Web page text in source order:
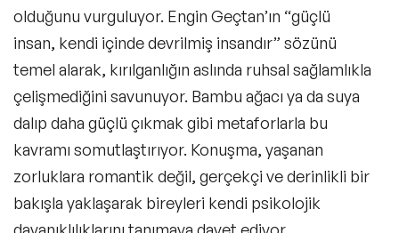
olduğunu vurguluyor. Engin Geçtan’ın “güçlü
insan, kendi içinde devrilmiş insandır” sözünü
temel alarak, kırılganlığın aslında ruhsal sağlamlıkla
çelişmediğini savunuyor. Bambu ağacı ya da suya
dalıp daha güçlü çıkmak gibi metaforlarla bu
kavramı somutlaştırıyor. Konuşma, yaşanan
zorluklara romantik değil, gerçekçi ve derinlikli bir
bakışla yaklaşarak bireyleri kendi psikolojik